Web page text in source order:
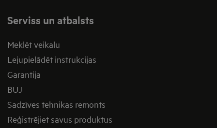
Serviss un atbalsts
Meklēt veikalu
Lejupielādēt instrukcijas
Garantija
BUJ
Sadzīves tehnikas remonts
Reģistrējiet savus produktus